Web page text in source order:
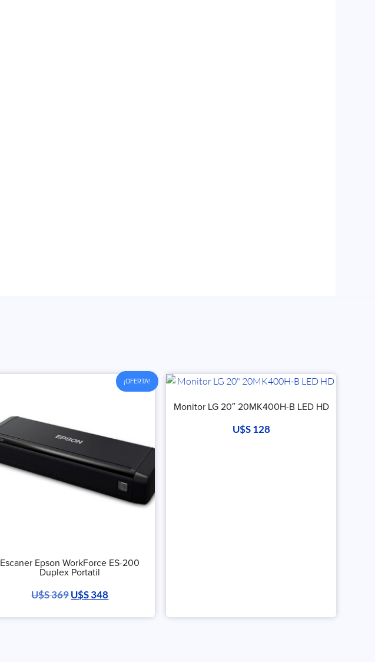
¡OFERTA!
Escaner Epson WorkForce ES-200
Duplex Portatil
U$S369U$S348
Monitor LG 20″ 20MK400H-B LED HD
U$S128